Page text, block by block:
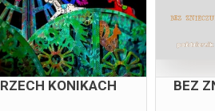
HAMNET